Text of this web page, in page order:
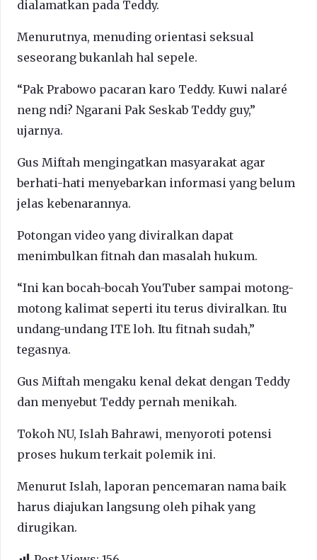
dialamatkan pada Teddy.
Menurutnya, menuding orientasi seksual
seseorang bukanlah hal sepele.
“Pak Prabowo pacaran karo Teddy. Kuwi nalaré
neng ndi? Ngarani Pak Seskab Teddy guy,”
ujarnya.
Gus Miftah mengingatkan masyarakat agar
berhati-hati menyebarkan informasi yang belum
jelas kebenarannya.
Potongan video yang diviralkan dapat
menimbulkan fitnah dan masalah hukum.
“Ini kan bocah-bocah YouTuber sampai motong-
motong kalimat seperti itu terus diviralkan. Itu
undang-undang ITE loh. Itu fitnah sudah,”
tegasnya.
Gus Miftah mengaku kenal dekat dengan Teddy
dan menyebut Teddy pernah menikah.
Tokoh NU, Islah Bahrawi, menyoroti potensi
proses hukum terkait polemik ini.
Menurut Islah, laporan pencemaran nama baik
harus diajukan langsung oleh pihak yang
dirugikan.